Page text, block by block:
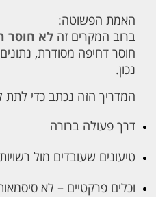
האמת הפשוטה:
ברוב המקרים זה לא חוסר
חוסר דחיפה מסודרת,
נכון.
המדריך הזה נכתב כדי לתת
דרך פעולה ברורה
טיעונים שעובדים מול רשויות
וכלים פרקטיים – לא